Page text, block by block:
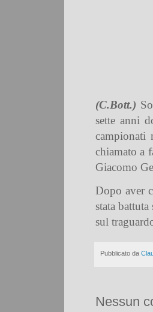
(C.Bott.)
sette anni
campionati
chiamato a
Giacomo
Dopo aver
stata
sul
Pubblicato da
Nessun